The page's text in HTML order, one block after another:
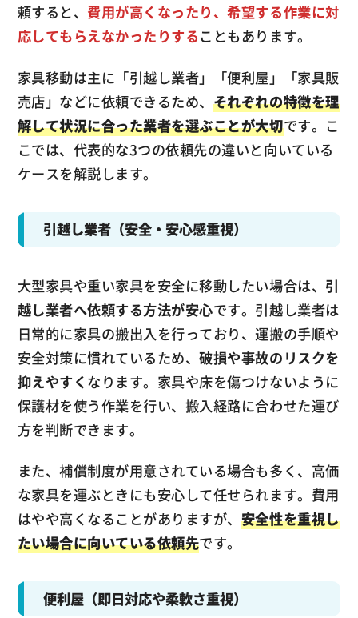
頼すると、 費用が高くなったり、希望する作業に対
応してもらえなかったりすることもあります。
家具移動は主に「引越し業者」「便利屋」「家具販
売店」などに依頼できるため、 それぞれの特徴を理
解して状況に合った業者を選ぶことが大切です。こ
こでは、代表的な3つの依頼先の違いと向いている
ケースを解説します。
引越し業者（安全・安心感重視）
大型家具や重い家具を安全に移動したい場合は、 引
越し業者へ依頼する方法が安心です。引越し業者は
日常的に家具の搬出入を行っており、運搬の手順や
安全対策に慣れているため、破損や事故のリスクを
抑えやすくなります。家具や床を傷つけないように
保護材を使う作業を行い、搬入経路に合わせた運び
方を判断できます。
また、補償制度が用意されている場合も多く、高価
な家具を運ぶときにも安心して任せられます。費用
はやや高くなることがありますが、 安全性を重視し
たい場合に向いている依頼先です。
便利屋（即日対応や柔軟さ重視）